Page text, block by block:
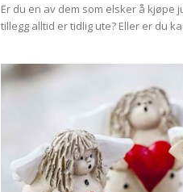
Er du en av dem som elsker å kjøpe
tillegg alltid er tidlig ute? Eller er du